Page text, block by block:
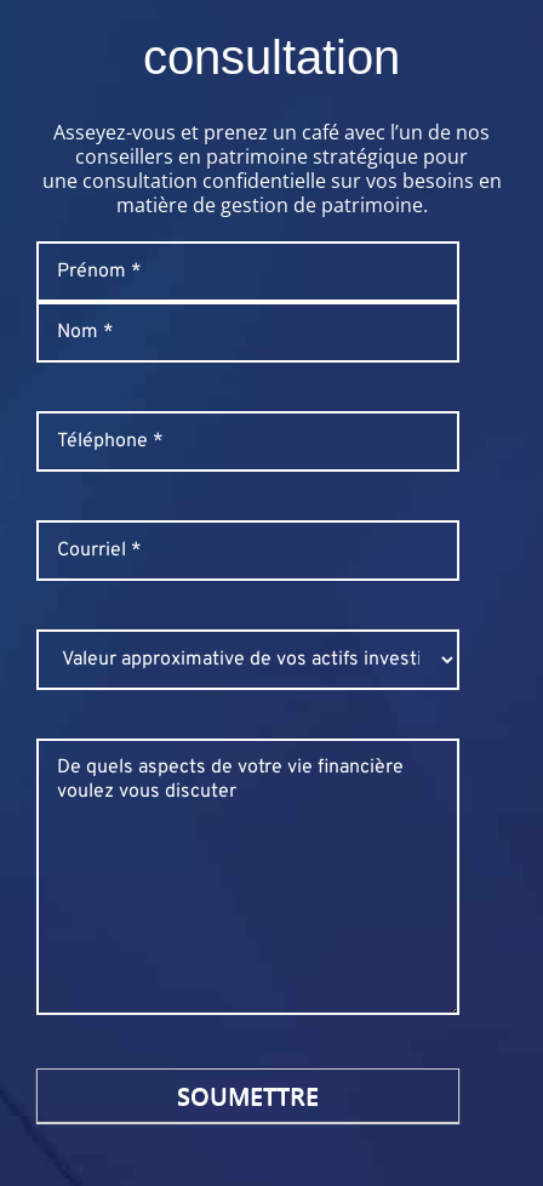
consultation
Asseyez-vous et prenez un café avec l’un de nos
conseillers en patrimoine stratégique pour
une consultation confidentielle sur vos besoins en
matière de gestion de patrimoine.
Name*
Prénom
Phone
Email *
Untitled
Untitled